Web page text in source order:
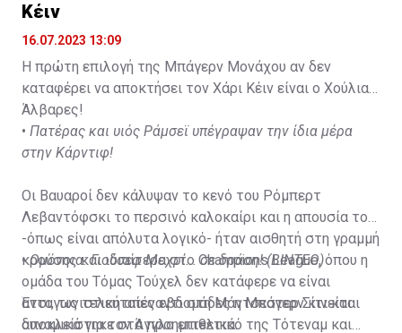
Κέιν
16.07.2023 13:09
Η πρώτη επιλογή της Μπάγερν Μονάχου αν δεν
καταφέρει να αποκτήσει τον Χάρι Κέιν είναι ο Χούλιαν
Άλβαρες!
• Πατέρας και υιός Ράμσεϊ υπέγραψαν την ίδια μέρα
στην Κάρντιφ!
Οι Βαυαροί δεν κάλυψαν το κενό του Ρόμπερτ
Λεβαντόφσκι το περσινό καλοκαίρι και η απουσία του
-όπως είναι απόλυτα λογικό- ήταν αισθητή στη γραμμή
κρούσης και ιδιαίτερα στο Champions League, όπου η
ομάδα του Τόμας Τούχελ δεν κατάφερε να είναι
ανταγωνιστική απέναντι στη Μάντσεστερ Σίτι και
αποκλείστηκε στα προημιτελικά.
•Ομόνοια: Γιούσεφ Μεχρί... σε δράση! (ΒΙΝΤΕΟ)
Έτσι, τις τελευταίες εβδομάδες η Μπάγερν κινείται
δυναμικά για τον Άγγλο επιθετικό της Τότεναμ και